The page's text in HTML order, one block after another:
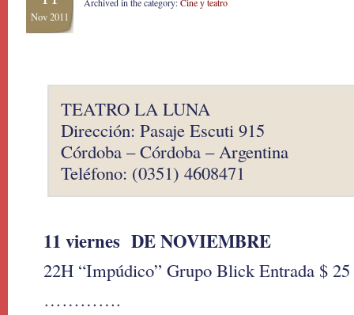
Nov 2011
TEATRO LA LUNA
Dirección: Pasaje Escuti 915
Córdoba – Córdoba – Argentina
Teléfono: (0351) 4608471
11 viernes DE NOVIEMBRE
22H “Impúdico” Grupo Blick Entrada $
………….